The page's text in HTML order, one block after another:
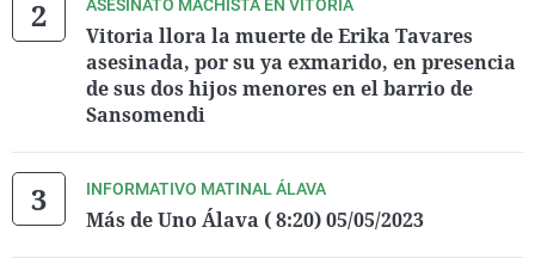
ASESINATO MACHISTA EN VITORIA
Vitoria llora la muerte de Erika Tavares
asesinada, por su ya exmarido, en presencia
de sus dos hijos menores en el barrio de
Sansomendi
INFORMATIVO MATINAL ÁLAVA
Más de Uno Álava ( 8:20) 05/05/2023